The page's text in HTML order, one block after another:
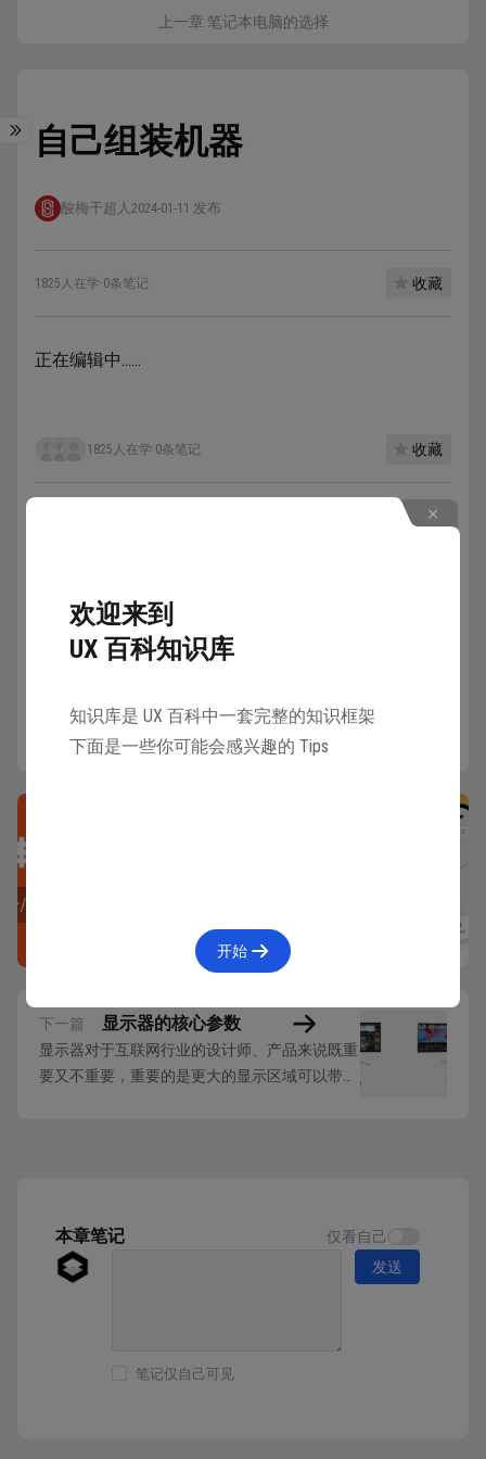
上一章 笔记本电脑的选择
自己组装机器
酸梅干超人 2024-01-11 发布
1825人在学·0条笔记 收藏
正在编辑中……
1825人在学·0条笔记 收藏
8人已学会
下一篇 显示器的核心参数
显示器对于互联网行业的设计师、产品来说既重
要又不重要，重要的是更大的显示区域可以带来
择。 显...
本章笔记 仅看自己
笔记仅自己可见
发送
欢迎来到
UX 百科知识库
知识库是 UX 百科中一套完整的知识框架
下面是一些你可能会感兴趣的 Tips
开始